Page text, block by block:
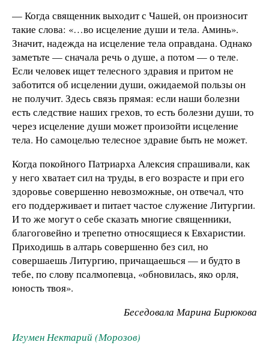
— Когда священник выходит с Чашей, он произносит
такие слова: «…во исцеление души и тела. Аминь».
Значит, надежда на исцеление тела оправдана. Однако
заметьте — сначала речь о душе, а потом — о теле.
Если человек ищет телесного здравия и притом не
заботится об исцелении души, ожидаемой пользы он
не получит. Здесь связь прямая: если наши болезни
есть следствие наших грехов, то есть болезни души, то
через исцеление души может произойти исцеление
тела. Но самоцелью телесное здравие быть не может.
Когда покойного Патриарха Алексия спрашивали, как
у него хватает сил на труды, в его возрасте и при его
здоровье совершенно невозможные, он отвечал, что
его поддерживает и питает частое служение Литургии.
И то же могут о себе сказать многие священники,
благоговейно и трепетно относящиеся к Евхаристии.
Приходишь в алтарь совершенно без сил, но
совершаешь Литургию, причащаешься — и будто в
тебе, по слову псалмопевца, «обновилась, яко орля,
юность твоя».
Беседовала Марина Бирюкова
Игумен Нектарий (Морозов)